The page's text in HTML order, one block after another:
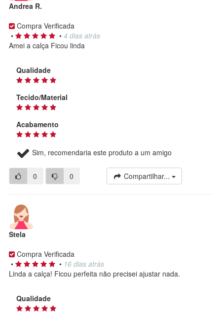
Andrea R.
Compra Verificada
•
• 4 dias atrás
Amei a calça Ficou linda
Qualidade
Tecido/Material
Acabamento
Sim, recomendaria este produto a um amigo
0 0 Compartilhar...
Stela
Compra Verificada
•
• 16 dias atrás
Linda a calça! Ficou perfeita não precisei ajustar nada.
Qualidade